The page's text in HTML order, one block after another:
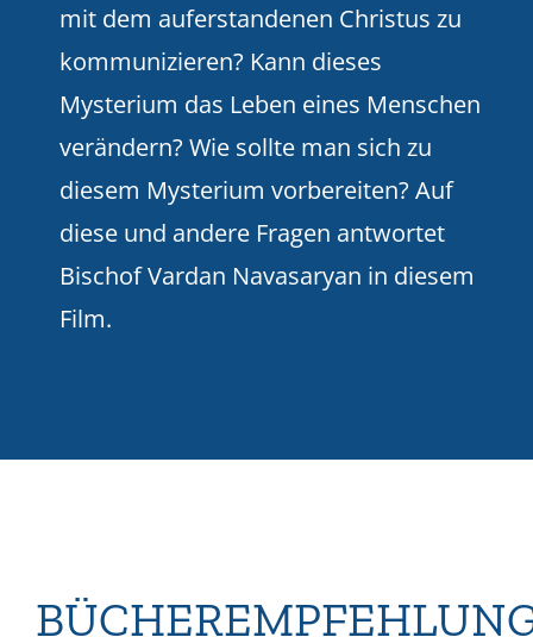
mit dem auferstandenen Christus zu
kommunizieren? Kann dieses
Mysterium das Leben eines Menschen
verändern? Wie sollte man sich zu
diesem Mysterium vorbereiten? Auf
diese und andere Fragen antwortet
Bischof Vardan Navasaryan in diesem
Film.